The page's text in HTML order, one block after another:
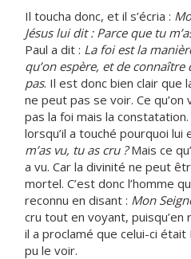
Il toucha donc, et il s’écria :
Jésus lui dit : Parce que tu
Paul a dit : La foi est la
qu’on espère, et de connaître
pas. Il est donc bien clair que
ne peut pas se voir. Ce
pas la foi mais la
lorsqu’il a touché pourquoi lui
m’as vu, tu as cru ?Mais ce
a vu. Car la divinité ne peut
mortel. C’est donc l’homme
reconnu en disant : Mon
cru tout en voyant,
il a proclamé que celui-ci était
pu le voir.